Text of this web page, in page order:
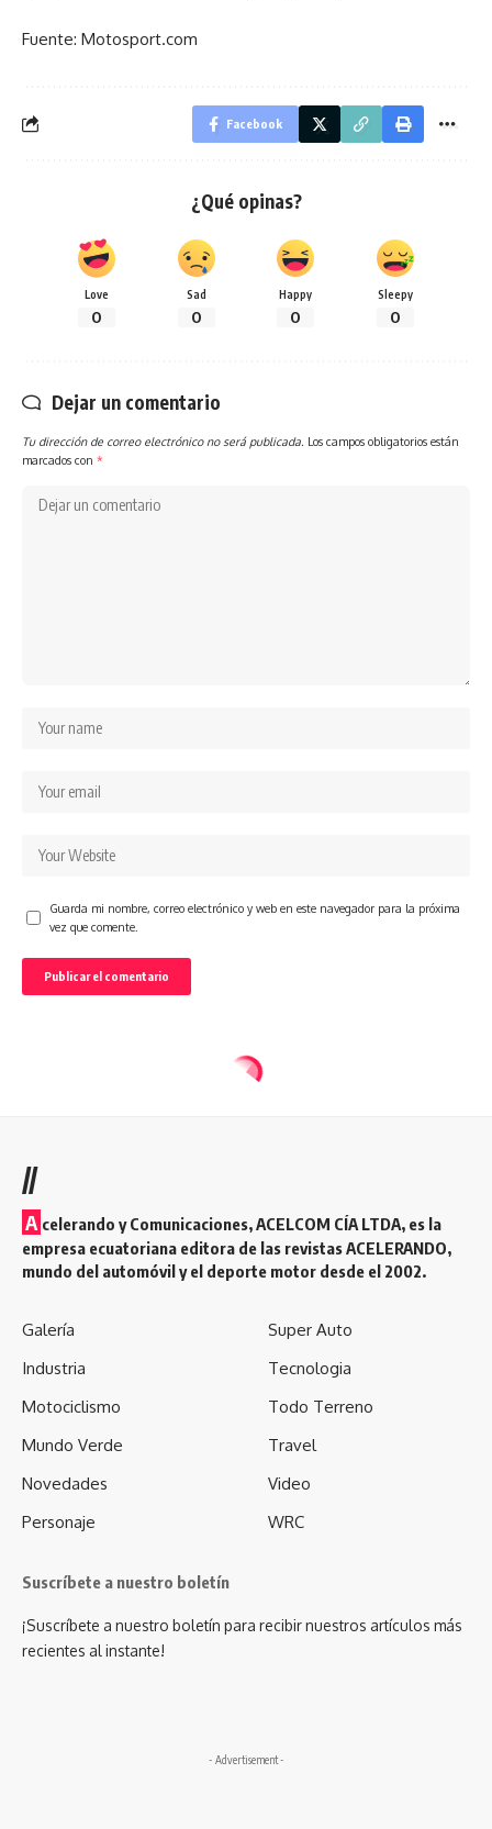
Fuente: Motosport.com
Facebook
¿Qué opinas?
Love
0
Sad
0
Happy
0
Sleepy
0
Dejar un comentario
Tu dirección de correo electrónico no será publicada. Los campos obligatorios están
marcados con *
Guarda mi nombre, correo electrónico y web en este navegador para la próxima
vez que comente.
//
A celerando y Comunicaciones, ACELCOM CÍA LTDA, es la
empresa ecuatoriana editora de las revistas ACELERANDO,
mundo del automóvil y el deporte motor desde el 2002.
Galería
Industria
Motociclismo
Mundo Verde
Novedades
Personaje
Super Auto
Tecnologia
Todo Terreno
Travel
Video
WRC
Suscríbete a nuestro boletín
¡Suscríbete a nuestro boletín para recibir nuestros artículos más
recientes al instante!
- Advertisement -